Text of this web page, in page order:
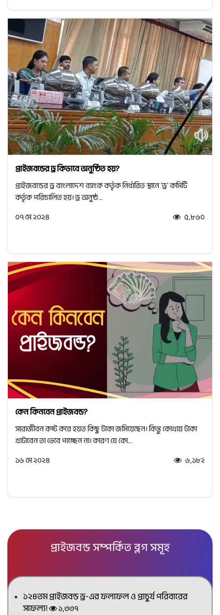
প্রাইজবন্ডের ড্র কিভাবে অনুষ্ঠিত হয়?
প্রাইজবন্ডের ড্র বাংলাদেশ ব্যাংক কর্তৃক নির্ধারিত স্থানে 'ড্র' কমিটি
কর্তৃক পরিচালিত হয়। ড্র অনুষ্ঠ...
০৭ মে ২০২৪
৫,৮৬০
কেন কিনবেন প্রাইজবন্ড?
সারাজীবন কষ্ট করে হয়ত কিছু টাকা জমিয়েছেন। কিন্তু কোথায় টাকা
খাটাবেন তা ভেবে পাচ্ছেন না। কারণ যে কো...
১৬ মে ২০২৪
৬,১৮২
প্রাইজবন্ড সম্পর্কিত ব্লগ সমূহ
১২৪তম প্রাইজবন্ড ড্র-এর ফলাফল ও প্রাচুর্য পরিবারের
সাফল্য!
১,৩৩৭